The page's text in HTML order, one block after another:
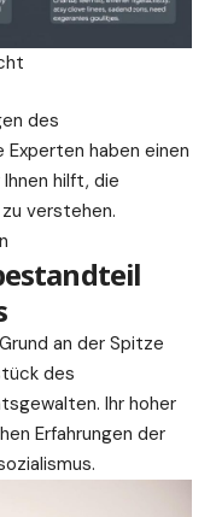
des
haben einen
hilft, die
verstehen.
an der Spitze
des
Ihr hoher
Erfahrungen der